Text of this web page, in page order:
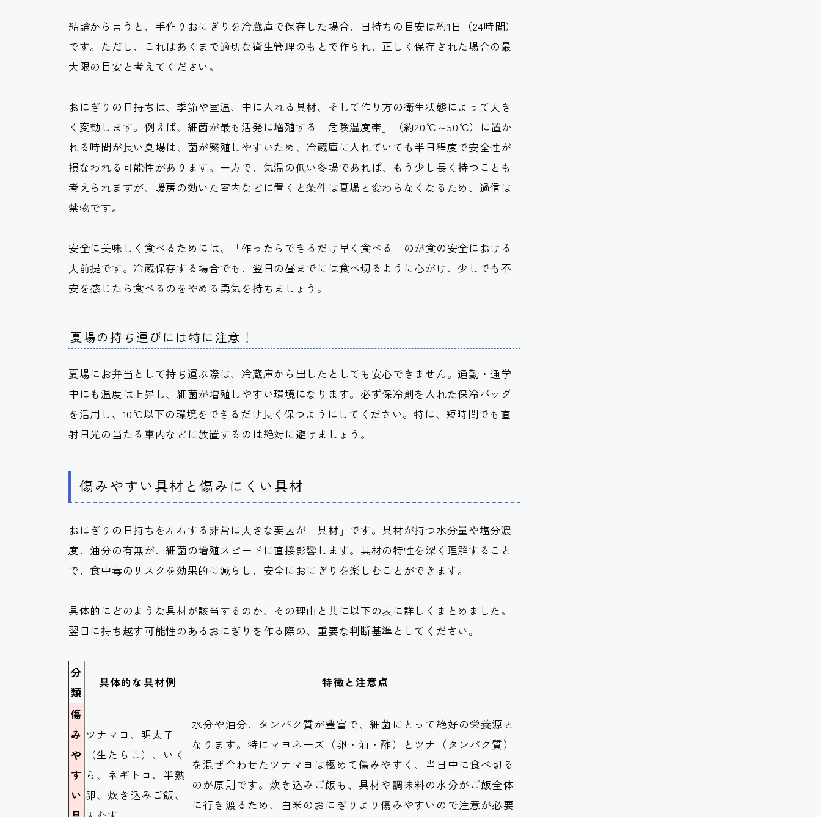
結論から言うと、手作りおにぎりを冷蔵庫で保存した場合、日持ちの目安は約1日（24時間）
です。ただし、これはあくまで適切な衛生管理のもとで作られ、正しく保存された場合の最
大限の目安と考えてください。
おにぎりの日持ちは、季節や室温、中に入れる具材、そして作り方の衛生状態によって大き
く変動します。例えば、細菌が最も活発に増殖する「危険温度帯」（約20℃～50℃）に置か
れる時間が長い夏場は、菌が繁殖しやすいため、冷蔵庫に入れていても半日程度で安全性が
損なわれる可能性があります。一方で、気温の低い冬場であれば、もう少し長く持つことも
考えられますが、暖房の効いた室内などに置くと条件は夏場と変わらなくなるため、過信は
禁物です。
安全に美味しく食べるためには、「作ったらできるだけ早く食べる」のが食の安全における
大前提です。冷蔵保存する場合でも、翌日の昼までには食べ切るように心がけ、少しでも不
安を感じたら食べるのをやめる勇気を持ちましょう。
夏場の持ち運びには特に注意！
夏場にお弁当として持ち運ぶ際は、冷蔵庫から出したとしても安心できません。通勤・通学
中にも温度は上昇し、細菌が増殖しやすい環境になります。必ず保冷剤を入れた保冷バッグ
を活用し、10℃以下の環境をできるだけ長く保つようにしてください。特に、短時間でも直
射日光の当たる車内などに放置するのは絶対に避けましょう。
傷みやすい具材と傷みにくい具材
おにぎりの日持ちを左右する非常に大きな要因が「具材」です。具材が持つ水分量や塩分濃
度、油分の有無が、細菌の増殖スピードに直接影響します。具材の特性を深く理解すること
で、食中毒のリスクを効果的に減らし、安全におにぎりを楽しむことができます。
具体的にどのような具材が該当するのか、その理由と共に以下の表に詳しくまとめました。
翌日に持ち越す可能性のあるおにぎりを作る際の、重要な判断基準としてください。
分
類
具体的な具材例 特徴と注意点
傷
み
や
す
い
ツナマヨ、明太子
（生たらこ）、いく
ら、ネギトロ、半熟
卵、炊き込みご飯、
水分や油分、タンパク質が豊富で、細菌にとって絶好の栄養源と
なります。特にマヨネーズ（卵・油・酢）とツナ（タンパク質）
を混ぜ合わせたツナマヨは極めて傷みやすく、当日中に食べ切る
のが原則です。炊き込みご飯も、具材や調味料の水分がご飯全体
に行き渡るため、白米のおにぎりより傷みやすいので注意が必要